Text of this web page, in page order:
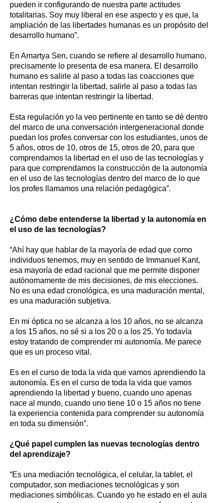
pueden ir configurando de nuestra parte actitudes
totalitarias. Soy muy liberal en ese aspecto y es que, la
ampliación de las libertades humanas es un propósito del
desarrollo humano”.
En Amartya Sen, cuando se refiere al desarrollo humano,
precisamente lo presenta de esa manera. El desarrollo
humano es salirle al paso a todas las coacciones que
intentan restringir la libertad, salirle al paso a todas las
barreras que intentan restringir la libertad.
Esta regulación yo la veo pertinente en tanto se dé dentro
del marco de una conversación intergeneracional donde
puedan los profes conversar con los estudiantes, unos de
5 años, otros de 10, otros de 15, otros de 20, para que
comprendamos la libertad en el uso de las tecnologías y
para que comprendamos la construcción de la autonomía
en el uso de las tecnologías dentro del marco de lo que
los profes llamamos una relación pedagógica”.
¿Cómo debe entenderse la libertad y la autonomía en
el uso de las tecnologías?
“Ahí hay que hablar de la mayoría de edad que como
individuos tenemos, muy en sentido de Immanuel Kant,
esa mayoría de edad racional que me permite disponer
autónomamente de mis decisiones, de mis elecciones.
No es una edad cronológica, es una maduración mental,
es una maduración subjetiva.
En mi óptica no se alcanza a los 10 años, no se alcanza
a los 15 años, no sé si a los 20 o a los 25. Yo todavía
estoy tratando de comprender mi autonomía. Me parece
que es un proceso vital.
Es en el curso de toda la vida que vamos aprendiendo la
autonomía. Es en el curso de toda la vida que vamos
aprendiendo la libertad y bueno, cuando uno apenas
nace al mundo, cuando uno tiene 10 o 15 años no tiene
la experiencia contenida para comprender su autonomía
en toda su dimensión”.
¿Qué papel cumplen las nuevas tecnologías dentro
del aprendizaje?
“Es una mediación tecnológica, el celular, la tablet, el
computador, son mediaciones tecnológicas y son
mediaciones simbólicas. Cuando yo he estado en el aula